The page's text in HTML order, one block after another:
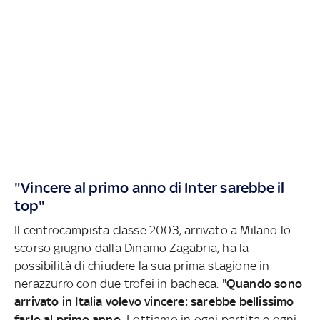
"Vincere al primo anno di Inter sarebbe il
top"
Il centrocampista classe 2003, arrivato a Milano lo
scorso giugno dalla Dinamo Zagabria, ha la
possibilità di chiudere la sua prima stagione in
nerazzurro con due trofei in bacheca. "Quando sono
arrivato in Italia volevo vincere: sarebbe bellissimo